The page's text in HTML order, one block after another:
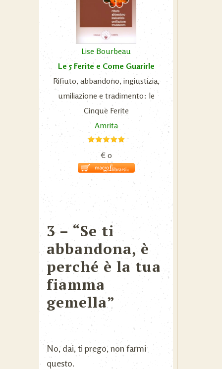
Lise Bourbeau
Le 5 Ferite e Come Guarirle
Rifiuto, abbandono, ingiustizia,
umiliazione e tradimento: le
Cinque Ferite
Amrita
€ 0
3 – “Se ti
abbandona, è
perché è la tua
fiamma
gemella”
No, dai, ti prego, non farmi
questo.